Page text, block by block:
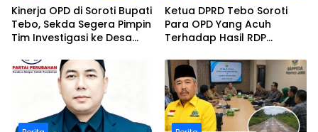
Kinerja OPD di Soroti Bupati
Tebo, Sekda Segera Pimpin
Tim Investigasi ke Desa
serumpun
Ketua DPRD Tebo Soroti
Para OPD Yang Acuh
Terhadap Hasil RDP
Pamuatan